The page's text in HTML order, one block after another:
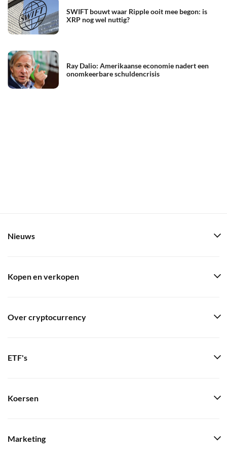
SWIFT bouwt waar Ripple ooit mee begon: is
XRP nog wel nuttig?
Ray Dalio: Amerikaanse economie nadert een
onomkeerbare schuldencrisis
Nieuws
Kopen en verkopen
Over cryptocurrency
ETF's
Koersen
Marketing